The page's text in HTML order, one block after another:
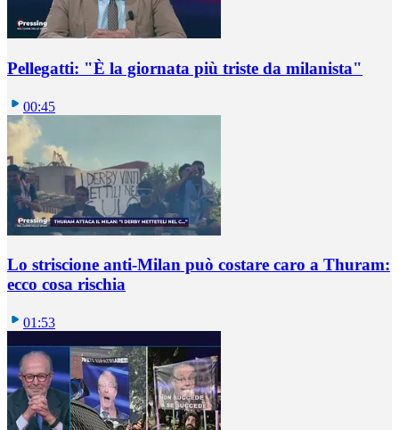
Pellegatti: "È la giornata più triste da milanista"
00:45
Lo striscione anti-Milan può costare caro a Thuram:
ecco cosa rischia
01:53